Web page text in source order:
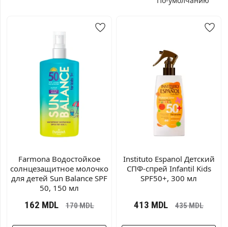
Farmona Водостойкое
солнцезащитное молочко
для детей Sun Balance SPF
50, 150 мл
162 MDL 170MDL
Instituto Espanol Детский
СПФ-спрей Infantil Kids
SPF50+, 300 мл
413 MDL 435MDL